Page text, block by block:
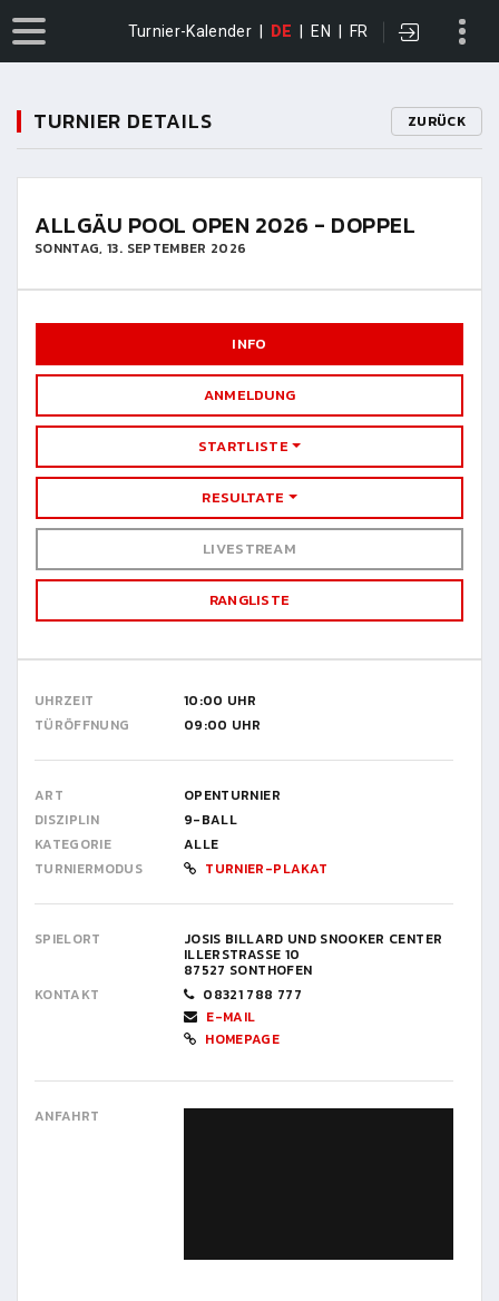
Turnier-Kalender DE EN FR
TURNIER DETAILS ZURÜCK
ALLGÄU POOL OPEN 2026 - DOPPEL
SONNTAG, 13. SEPTEMBER 2026
INFO
ANMELDUNG
STARTLISTE
RESULTATE
LIVESTREAM
RANGLISTE
UHRZEIT
10:00 UHR
TÜRÖFFNUNG
09:00 UHR
ART
OPENTURNIER
DISZIPLIN
9-BALL
KATEGORIE
ALLE
TURNIERMODUS
TURNIER-PLAKAT
SPIELORT JOSIS BILLARD UND SNOOKER CENTER
ILLERSTRASSE 10
87527 SONTHOFEN
KONTAKT
08321 788 777
E-MAIL
HOMEPAGE
ANFAHRT